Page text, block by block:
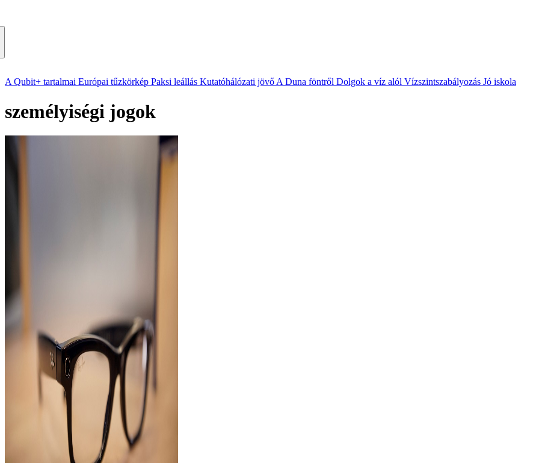
A Qubit+ tartalmai Európai tűzkörkép Paksi leállás Kutatóhálózati jövő A Duna föntről Dolgok a víz alól Vízszintszabályozás Jó iskola
személyiségi jogok